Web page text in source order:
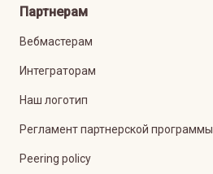
Партнерам
Вебмастерам
Интеграторам
Наш логотип
Регламент партнерской программы
Peering policy